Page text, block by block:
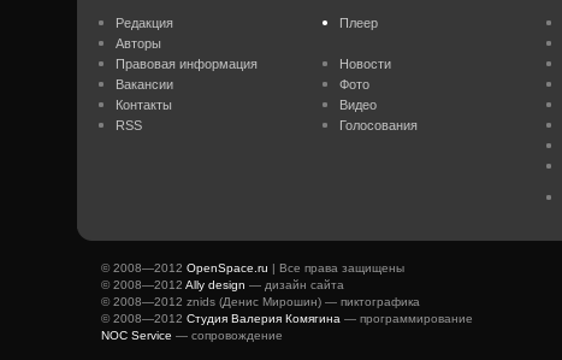
Редакция
Авторы
Правовая информация
Вакансии
Контакты
RSS
Плеер
Новости
Фото
Видео
Голосования
© 2008—2012 OpenSpace.ru | Все права защищены
© 2008—2012 Ally design — дизайн сайта
© 2008—2012 znids (Денис Мирошин) — пиктографика
© 2008—2012 Студия Валерия Комягина — программирование
NOC Service — сопровождение